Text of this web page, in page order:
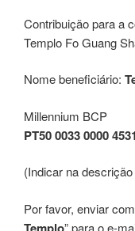
Contribuição para a
Templo Fo Guang
Nome beneficiário:
Millennium BCP
PT50 0033 0000
(Indicar na
Por favor, enviar
” para o e-